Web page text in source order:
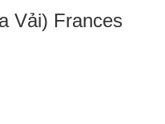
Vải) Frances